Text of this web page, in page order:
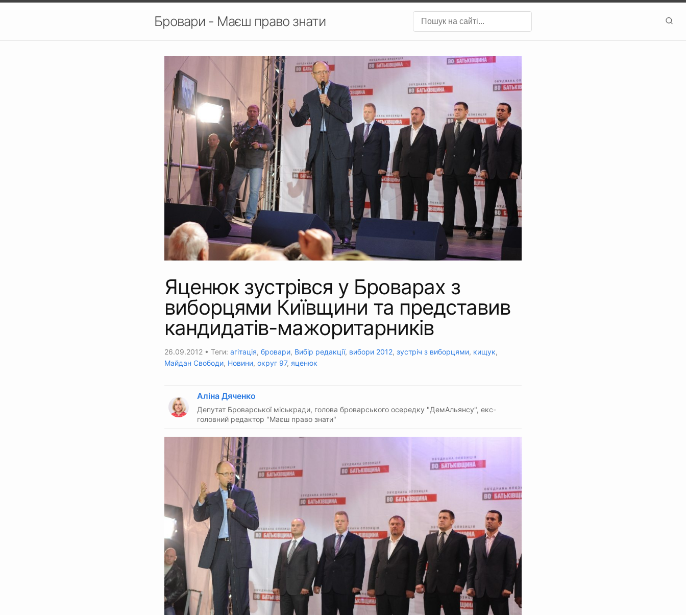
Бровари - Маєш право знати
Яценюк зустрівся у Броварах з
виборцями Київщини та представив
кандидатів-мажоритарників
26.09.2012 • Теги: агітація, бровари, Вибір редакції, вибори 2012, зустріч з виборцями, кищук,
Майдан Свободи, Новини, округ 97, яценюк
Аліна Дяченко
Депутат Броварської міськради, голова броварського осередку "ДемАльянсу", екс-
головний редактор "Маєш право знати"